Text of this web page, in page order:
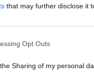
that may further disclose it
Opt Outs
Sharing of my personal
συναίνεσης
μετά τον
κινήματος Χαμάς